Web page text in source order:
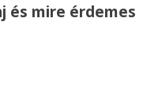
és mire érdemes